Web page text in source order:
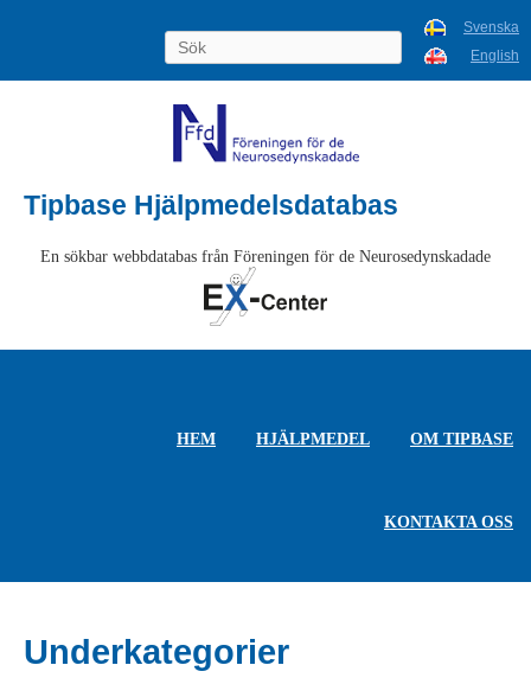
Svenska
English
Tipbase Hjälpmedelsdatabas
En sökbar webbdatabas från Föreningen för de Neurosedynskadade
HEM HJÄLPMEDEL OM TIPBASE
KONTAKTA OSS
Underkategorier